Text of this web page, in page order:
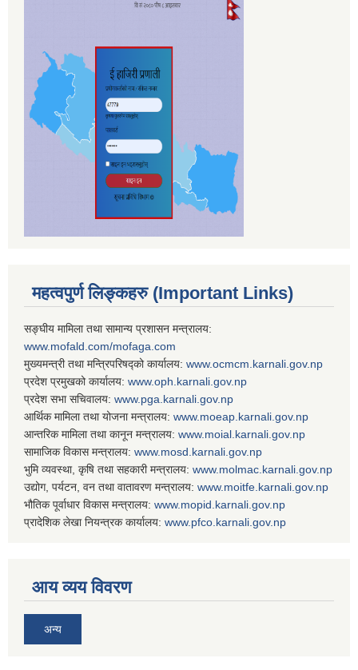
महत्वपुर्ण लिङ्कहरु (Important Links)
सङ्घीय मामिला तथा सामान्य प्रशासन मन्त्रालय:
www.mofald.com/mofaga.com
मुख्यमन्त्री तथा मन्त्रिपरिषद्को कार्यालय: www.ocmcm.karnali.gov.np
प्रदेश प्रमुखको कार्यालय: www.oph.karnali.gov.np
प्रदेश सभा सचिवालय: www.pga.karnali.gov.np
आर्थिक मामिला तथा योजना मन्त्रालय: www.moeap.karnali.gov.np
आन्तरिक मामिला तथा कानून मन्त्रालय: www.moial.karnali.gov.np
सामाजिक विकास मन्त्रालय: www.mosd.karnali.gov.np
भुमि व्यवस्था, कृषि तथा सहकारी मन्त्रालय: www.molmac.karnali.gov.np
उद्योग, पर्यटन, वन तथा वातावरण मन्त्रालय: www.moitfe.karnali.gov.np
भौतिक पूर्वाधार विकास मन्त्रालय: www.mopid.karnali.gov.np
प्रादेशिक लेखा नियन्त्रक कार्यालय: www.pfco.karnali.gov.np
आय व्यय विवरण
अन्य